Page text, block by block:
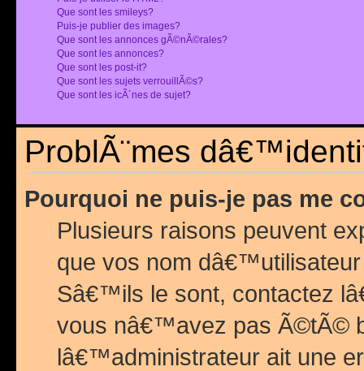
Que sont les smileys?
Puis-je publier des images?
Que sont les annonces gÃ©nÃ©rales?
Que sont les annonces?
Que sont les post-it?
Que sont les sujets verrouillÃ©s?
Que sont les icÃ´nes de sujet?
ProblÃ¨mes
Pourquoi ne puis-je pas me
Plusieurs raisons peuvent
que vos nom
Sâ€™ils le sont, contactez
vous nâ€™avez pas Ã©tÃ©
lâ€™administrateur ait une